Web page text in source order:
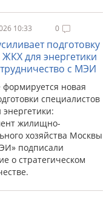
10:33 0
подготовку
ЖКХ для энергетики
с МЭИ
формируется новая
специалистов
жилищно-
хозяйства Москвы
подписали
о стратегическом